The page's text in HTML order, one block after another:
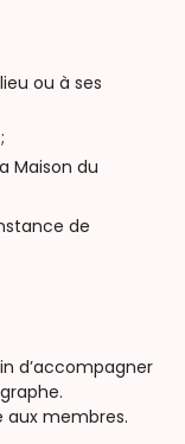
ou à ses
Maison du
de
d’accompagner
membres.